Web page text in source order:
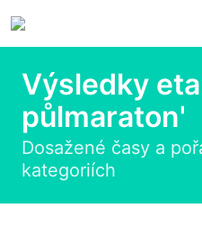
Výsledky
půlmaraton'
Dosažené časy a
kategoriích